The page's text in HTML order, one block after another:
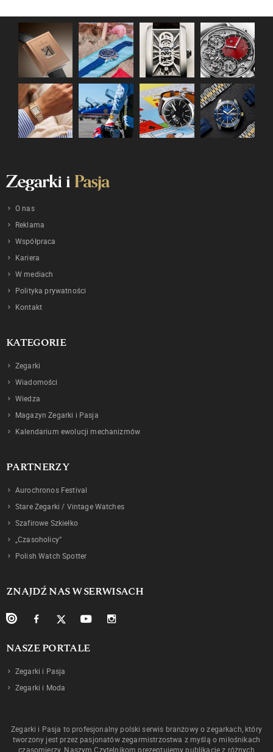
O nas
Reklama
Współpraca
Kariera
W mediach
Polityka prywatności
Kontakt
KATEGORIE
Zegarki
Wiadomości
Wiedza
Magazyn Zegarki i Pasja
Kalendarium ewolucji mechanizmów
PARTNERZY
Aurochronos Festival
Stare Zegarki / Vintage Watches
Szafirowe Szkiełko
„Czasoholicy”
Polish Watch Spotter
ZNAJDŹ NAS W SERWISACH
NASZE PORTALE
Zegarki i Pasja
Zegarki i Moda
Zegarki i Pasja to profesjonalny polski serwis branżowy o zegarkach, który
tworzony jest przez pasjonatów zegarmistrzostwa z myślą o miłośnikach
czasomierzy. Naszym Czytelnikom prezentujemy publikacje z różnych